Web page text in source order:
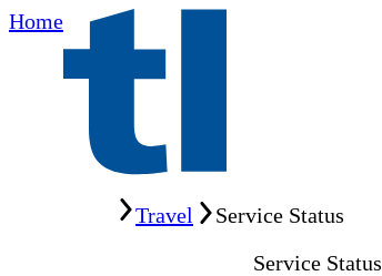
Home
Travel
Service Status
Service Status